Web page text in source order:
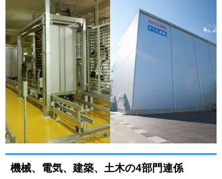
機械、電気、建築、土木の4部門連係